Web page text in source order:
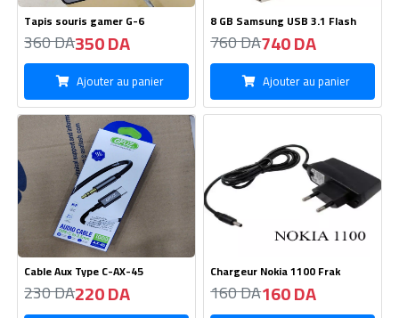
Cable Aux Type C-AX-45
230 DA220 DA
Ajouter au panier
Chargeur Nokia 1100 Frak
160 DA160 DA
Ajouter au panier